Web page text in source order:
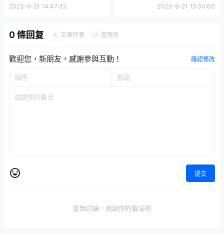
規格再現召喚獸狂暴造型
2023-9-21 14:47:32
拿著Staminan X凜然現身！
2023-9-21 15:30:00
0 條回复 A 文章作者 M 管理员
歡迎您，新朋友，感謝參與互動！ 確認修改
提交
暫無討論，說說你的看法吧